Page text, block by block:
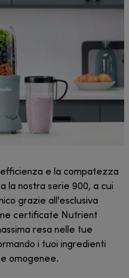
e la compatezza
la nostra serie 900, a cui
grazie all'esclusiva
certificate Nutrient
resa nelle tue
i tuoi ingredienti
omogenee.